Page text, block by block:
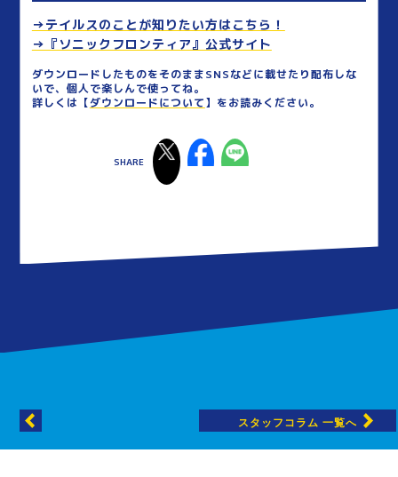
→テイルスのことが知りたい方はこちら！
→『ソニックフロンティア』公式サイト
ダウンロードしたものをそのままSNSなどに載せたり配布しな
いで、個人で楽しんで使ってね。
詳しくは【ダウンロードについて】をお読みください。
スタッフコラム 一覧へ